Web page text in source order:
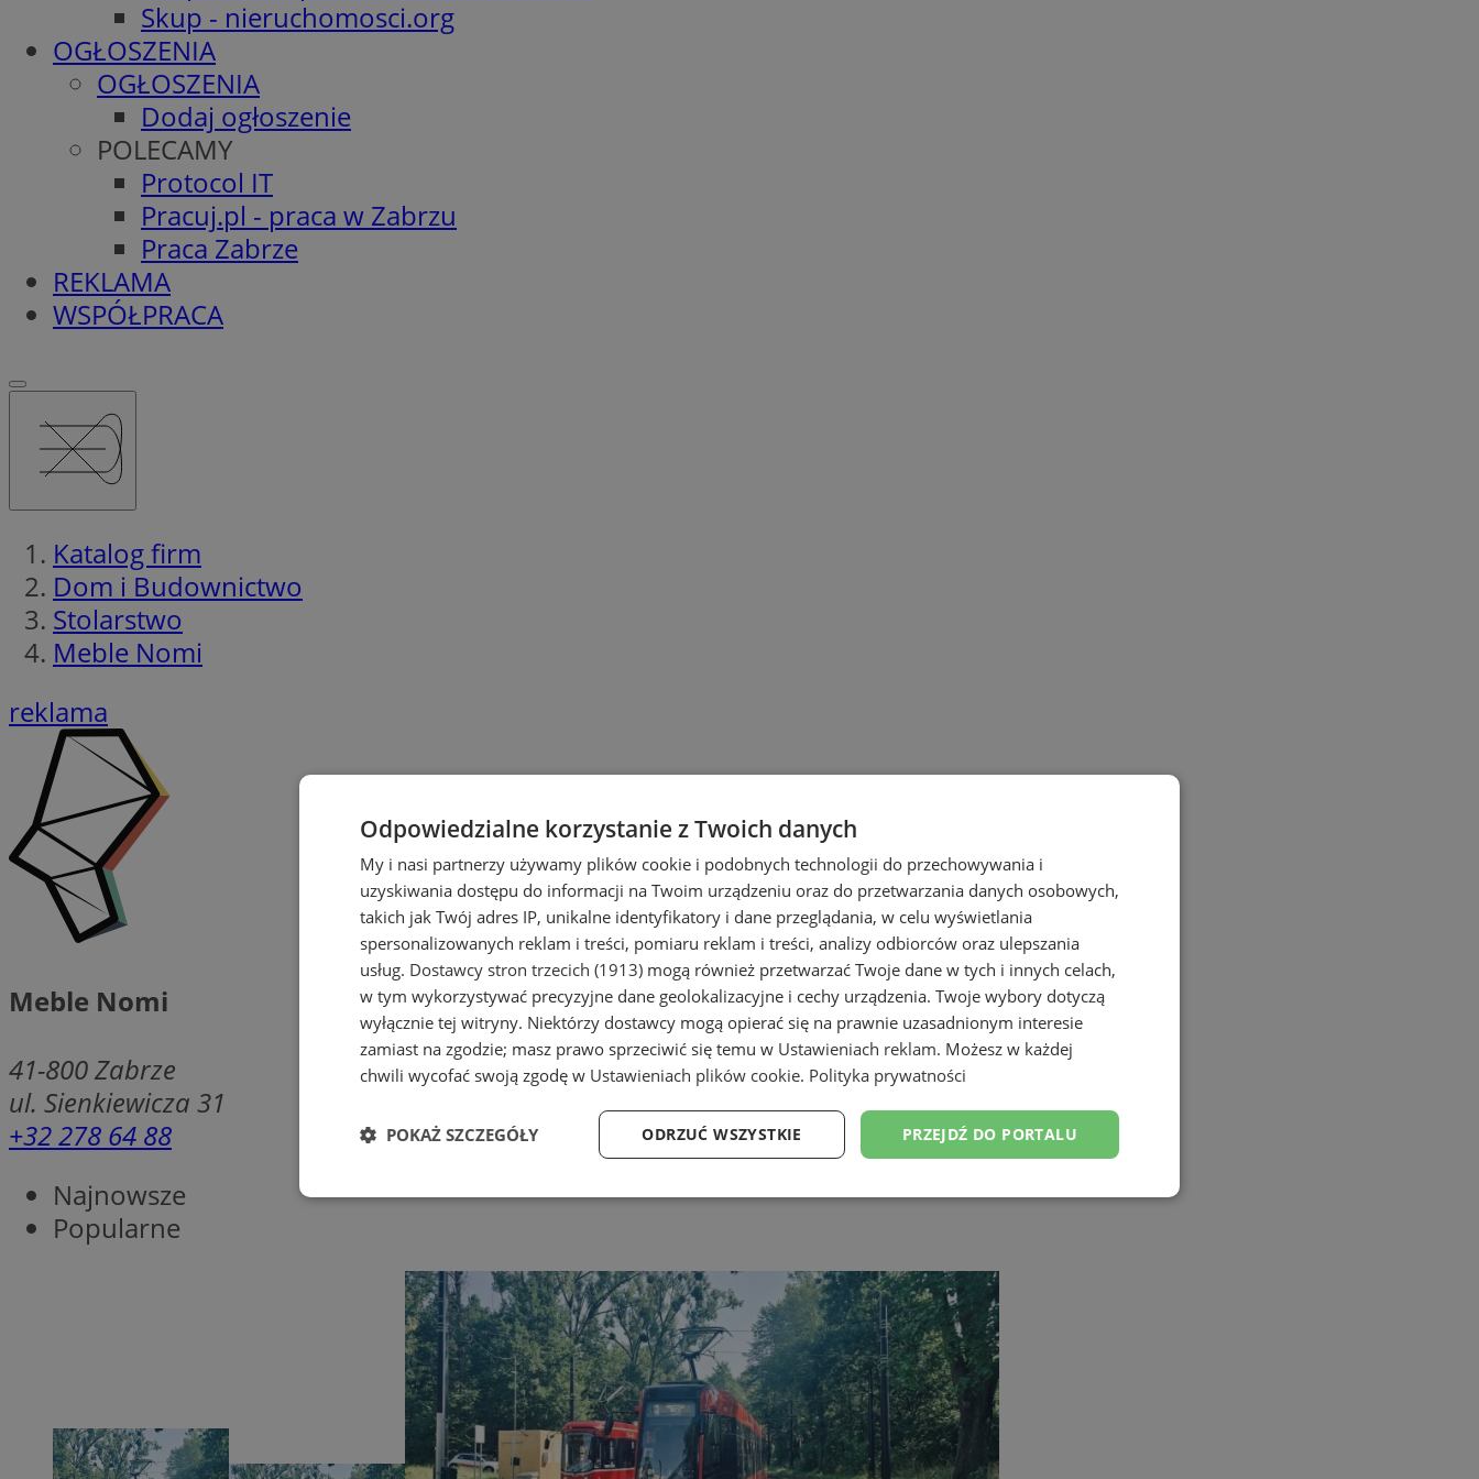
Skup - nieruchomosci.org
OGŁOSZENIA
OGŁOSZENIA
Dodaj ogłoszenie
POLECAMY
Protocol IT
Pracuj.pl - praca w Zabrzu
Praca Zabrze
REKLAMA
WSPÓŁPRACA
Katalog firm
Dom i Budownictwo
Stolarstwo
Meble Nomi
reklama
Meble Nomi
41-800Zabrze
ul. Sienkiewicza 31
+32 278 64 88
Najnowsze
Popularne
Odpowiedzialne korzystanie z Twoich danych
My i nasi partnerzy używamy plików cookie i podobnych technologii do przechowywania i
uzyskiwania dostępu do informacji na Twoim urządzeniu oraz do przetwarzania danych osobowych,
takich jak Twój adres IP, unikalne identyfikatory i dane przeglądania, w celu wyświetlania
spersonalizowanych reklam i treści, pomiaru reklam i treści, analizy odbiorców oraz ulepszania
usług. Dostawcy stron trzecich (1913) mogą również przetwarzać Twoje dane w tych i innych celach,
w tym wykorzystywać precyzyjne dane geolokalizacyjne i cechy urządzenia. Twoje wybory dotyczą
wyłącznie tej witryny. Niektórzy dostawcy mogą opierać się na prawnie uzasadnionym interesie
zamiast na zgodzie; masz prawo sprzeciwić się temu w Ustawieniach reklam. Możesz w każdej
chwili wycofać swoją zgodę w Ustawieniach plików cookie. Polityka prywatności
PRZEJDŹ DO PORTALU
ODRZUĆ WSZYSTKIE
POKAŻ SZCZEGÓŁY
Niezbędne Wydajność Targetowanie Funkcjonalność Niesklasyfikowane
Niezbędne Wydajność Targetowanie Funkcjonalność Niesklasyfikowane
Niezbędne pliki cookie umożliwiają korzystanie z podstawowych funkcji strony internetowej, takich jak logowanie użytkownika i
zarządzanie kontem. Bez niezbędnych plików cookie nie można prawidłowo korzystać ze strony internetowej.
Provider
Domena
Okres
przechowywania
Opis